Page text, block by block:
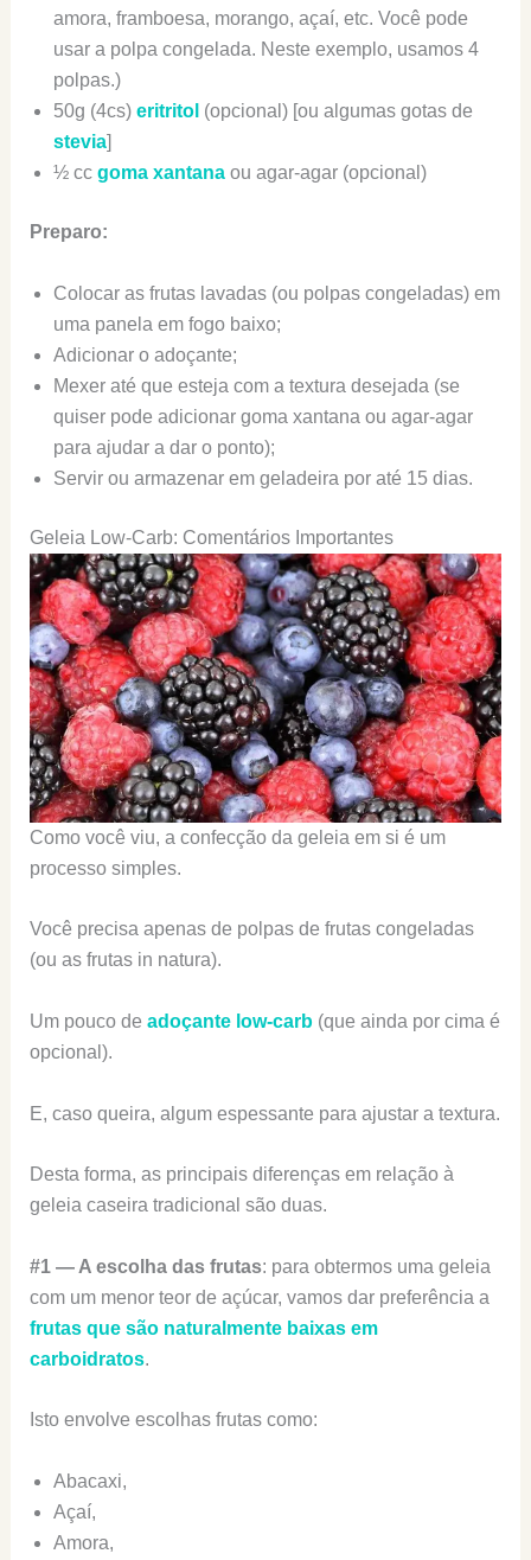
amora, framboesa, morango, açaí, etc. Você pode
usar a polpa congelada. Neste exemplo, usamos 4
polpas.)
50g (4cs) eritritol (opcional) [ou algumas gotas de
stevia]
½ cc goma xantanaou agar-agar (opcional)
Preparo:
Colocar as frutas lavadas (ou polpas congeladas) em
uma panela em fogo baixo;
Adicionar o adoçante;
Mexer até que esteja com a textura desejada (se
quiser pode adicionar goma xantana ou agar-agar
para ajudar a dar o ponto);
Servir ou armazenar em geladeira por até 15 dias.
Geleia Low-Carb: Comentários Importantes
Como você viu, a confecção da geleia em si é um
processo simples.
Você precisa apenas de polpas de frutas congeladas
(ou as frutas in natura).
Um pouco de adoçante low-carb(que ainda por cima é
opcional).
E, caso queira, algum espessante para ajustar a textura.
Desta forma, as principais diferenças em relação à
geleia caseira tradicional são duas.
#1 — A escolha das frutas: para obtermos uma geleia
com um menor teor de açúcar, vamos dar preferência a
frutas que são naturalmente baixas em
carboidratos.
Isto envolve escolhas frutas como:
Abacaxi,
Açaí,
Amora,